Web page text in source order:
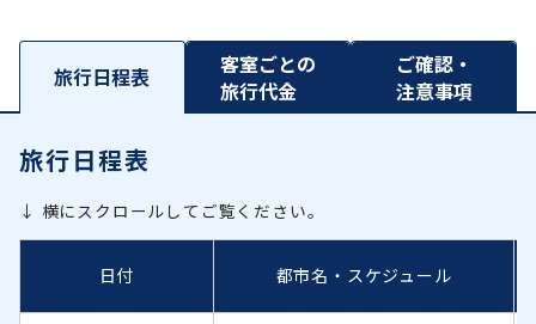
旅行日程表
客室ごとの
旅行代金
ご確認・
注意事項
旅行日程表
↓ 横にスクロールしてご覧ください。
日付 都市名・スケジュール